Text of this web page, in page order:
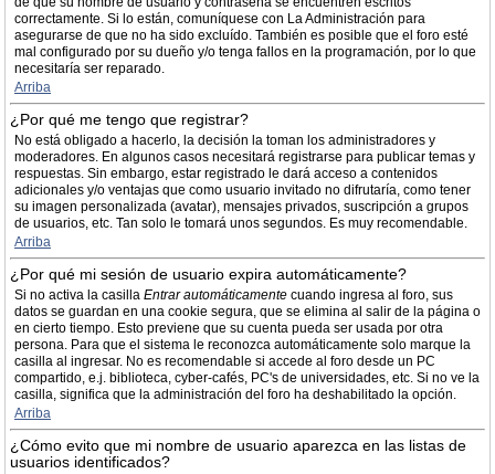
correctamente. Si lo están, comuníquese con La Administración para
asegurarse de que no ha sido excluído. También es posible que el foro esté
mal configurado por su dueño y/o tenga fallos en la programación, por lo que
necesitaría ser reparado.
Arriba
¿Por qué me tengo que registrar?
No está obligado a hacerlo, la decisión la toman los administradores y
moderadores. En algunos casos necesitará registrarse para publicar temas y
respuestas. Sin embargo, estar registrado le dará acceso a contenidos
adicionales y/o ventajas que como usuario invitado no difrutaría, como tener
su imagen personalizada (avatar), mensajes privados, suscripción a grupos
de usuarios, etc. Tan solo le tomará unos segundos. Es muy recomendable.
Arriba
¿Por qué mi sesión de usuario expira automáticamente?
Si no activa la casilla Entrar automáticamente cuando ingresa al foro, sus
datos se guardan en una cookie segura, que se elimina al salir de la página o
en cierto tiempo. Esto previene que su cuenta pueda ser usada por otra
persona. Para que el sistema le reconozca automáticamente solo marque la
casilla al ingresar. No es recomendable si accede al foro desde un PC
compartido, e.j. biblioteca, cyber-cafés, PC's de universidades, etc. Si no ve la
casilla, significa que la administración del foro ha deshabilitado la opción.
Arriba
¿Cómo evito que mi nombre de usuario aparezca en las listas de
usuarios identificados?